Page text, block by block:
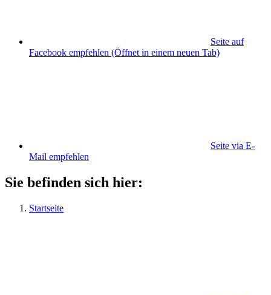
Seite auf
Facebook empfehlen (Öffnet in einem neuen Tab)
Seite via E-
Mail empfehlen
Sie befinden sich hier:
Startseite